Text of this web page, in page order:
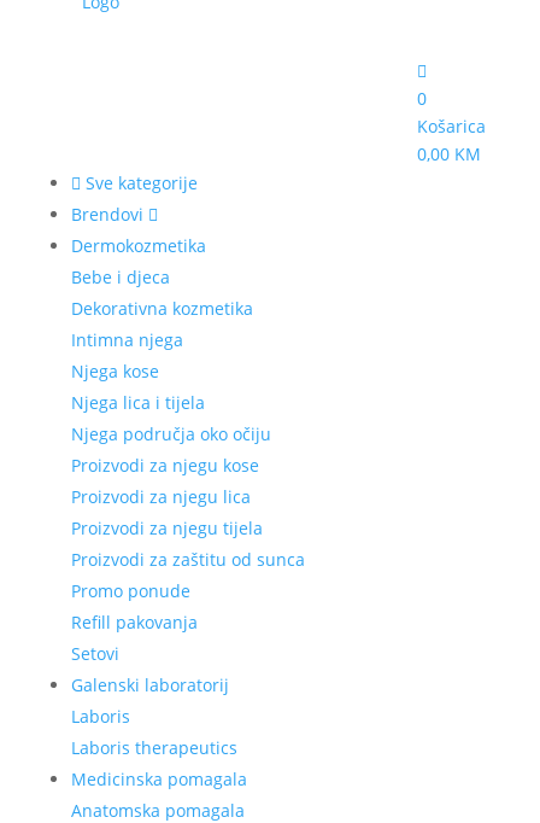
0
Košarica
0,00 KM
Sve kategorije
Brendovi
Dermokozmetika
Bebe i djeca
Dekorativna kozmetika
Intimna njega
Njega kose
Njega lica i tijela
Njega područja oko očiju
Proizvodi za njegu kose
Proizvodi za njegu lica
Proizvodi za njegu tijela
Proizvodi za zaštitu od sunca
Promo ponude
Refill pakovanja
Setovi
Galenski laboratorij
Laboris
Laboris therapeutics
Medicinska pomagala
Anatomska pomagala